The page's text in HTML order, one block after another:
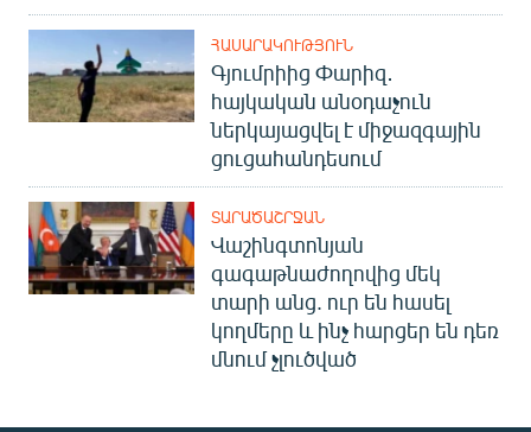
ՀԱՍԱՐԱԿՈՒԹՅՈՒՆ
Գյումրիից Փարիզ․
հայկական անօդաչուն
ներկայացվել է միջազգային
ցուցահանդեսում
ՏԱՐԱԾԱՇՐՋԱՆ
Վաշինգտոնյան
գագաթնաժողովից մեկ
տարի անց. ուր են հասել
կողմերը և ինչ հարցեր են դեռ
մնում չլուծված